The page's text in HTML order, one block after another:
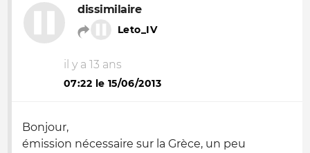
dissimilaire
Leto_IV
il y a 13 ans
07:22 le 15/06/2013
Bonjour,
émission nécessaire sur la Grèce, un peu